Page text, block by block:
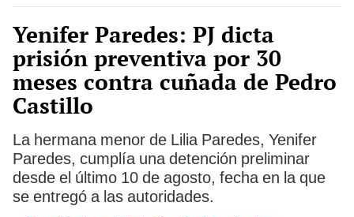
Yenifer Paredes: PJ dicta
prisión preventiva por 30
meses contra cuñada de Pedro
Castillo
La hermana menor de Lilia Paredes, Yenifer
Paredes, cumplía una detención preliminar
desde el último 10 de agosto, fecha en la que
se entregó a las autoridades.